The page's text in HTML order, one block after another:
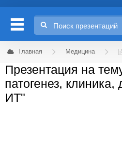
Главная Медицина
Презентация на
патогенез, клиника,
ИТ"